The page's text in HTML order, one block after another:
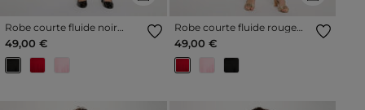
Robe courte fluide noir
femme
49,00 €
Robe courte fluide rouge
femme
49,00 €